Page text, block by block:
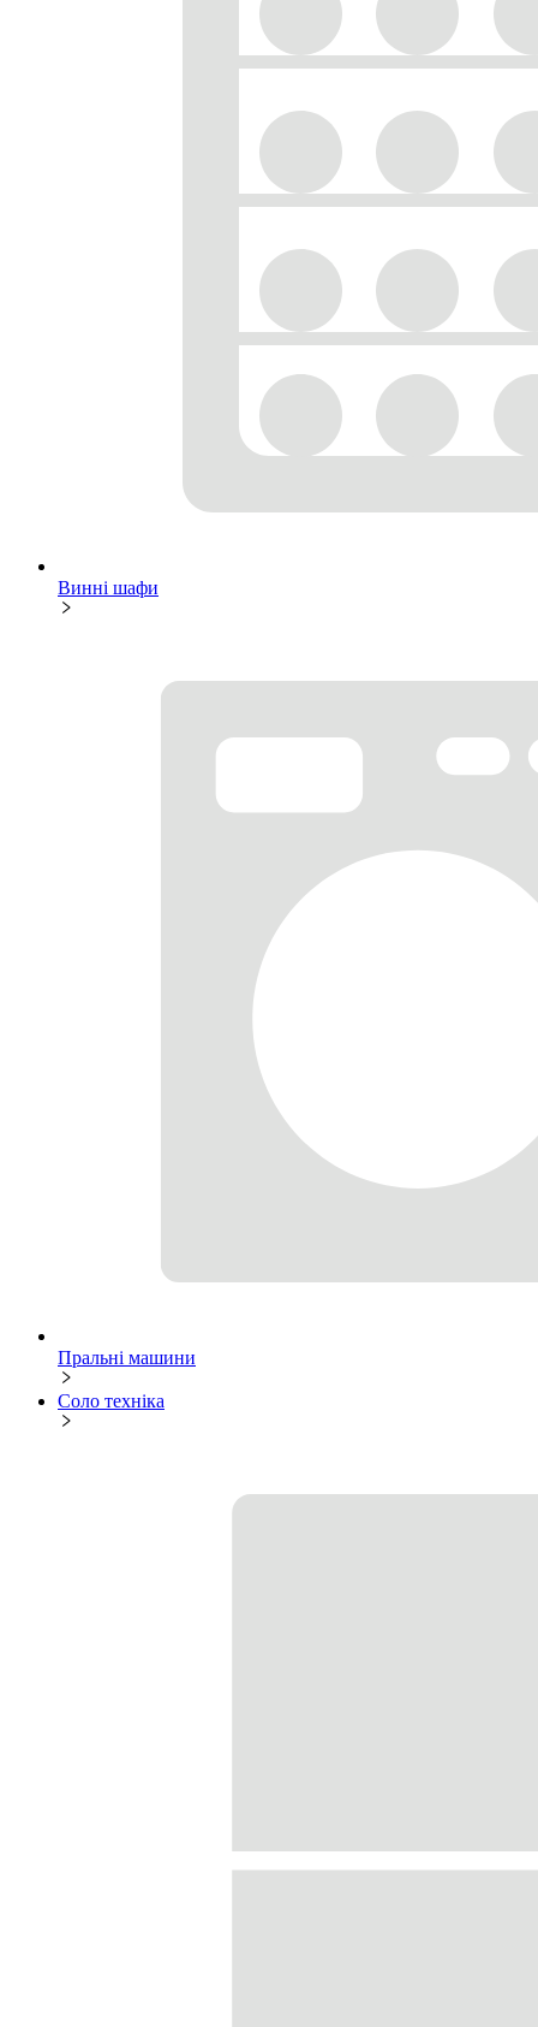
Винні шафи
Пральні машини
Соло техніка